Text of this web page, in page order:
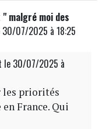
malgré moi des
07/2025 à 18:25
le 30/07/2025 à
les priorités
France. Qui